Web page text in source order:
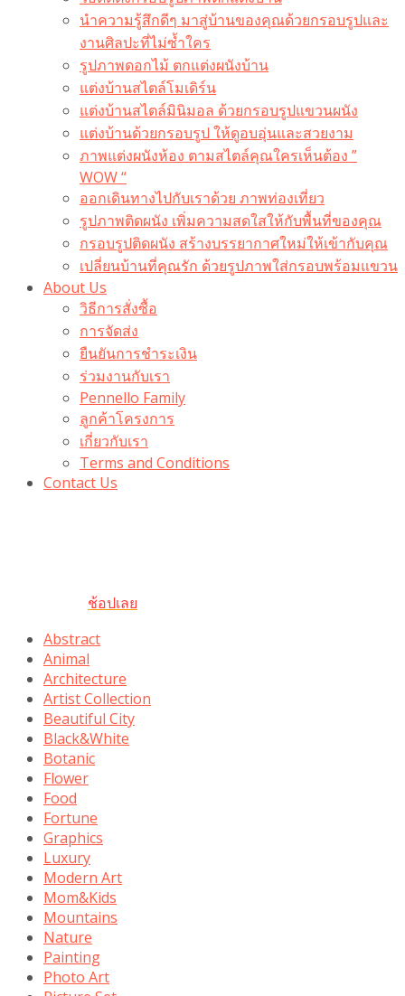
นำความรู้สึกดีๆ มาสู่บ้านของคุณด้วยกรอบรูปและ
งานศิลปะที่ไม่ซ้ำใคร
รูปภาพดอกไม้ ตกแต่งผนังบ้าน
แต่งบ้านสไตล์โมเดิร์น
แต่งบ้านสไตล์มินิมอล ด้วยกรอบรูปแขวนผนัง
แต่งบ้านด้วยกรอบรูป ให้ดูอบอุ่นและสวยงาม
ภาพแต่งผนังห้อง ตามสไตล์คุณใครเห็นต้อง ”
WOW “
ออกเดินทางไปกับเราด้วย ภาพท่องเที่ยว
รูปภาพติดผนัง เพิ่มความสดใสให้กับพื้นที่ของคุณ
กรอบรูปติดผนัง สร้างบรรยากาศใหม่ให้เข้ากับคุณ
เปลี่ยนบ้านที่คุณรัก ด้วยรูปภาพใส่กรอบพร้อมแขวน​
About Us
วิธีการสั่งซื้อ
การจัดส่ง
ยืนยันการชำระเงิน
ร่วมงานกับเรา
Pennello Family
ลูกค้าโครงการ
เกี่ยวกับเรา
Terms and Conditions
Contact Us
ช้อปเลย
Abstract
Animal
Architecture
Artist Collection
Beautiful City
Black&White
Botanic
Flower
Food
Fortune
Graphics
Luxury
Modern Art
Mom&Kids
Mountains
Nature
Painting
Photo Art